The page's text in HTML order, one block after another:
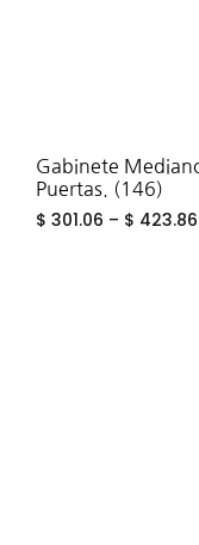
Gabinete
Puertas. (146)
$ 301.06 – $ 423.86